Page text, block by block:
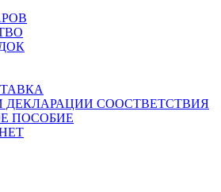
ДЕКЛАРАЦИИ СООСТВЕТСТВИЯ
ПОСОБИЕ